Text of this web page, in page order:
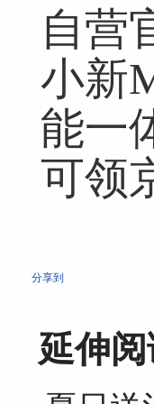
自营
小新
能一
可领
分享到
延伸